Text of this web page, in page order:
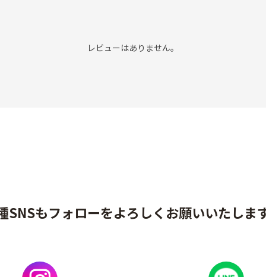
レビューはありません。
SNSもフォローをよろしくお願いいたしま